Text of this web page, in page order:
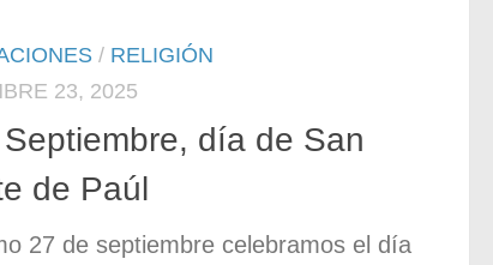
/ RELIGIÓN
23, 2025
día de San
de Paúl
27 de septiembre celebramos el día